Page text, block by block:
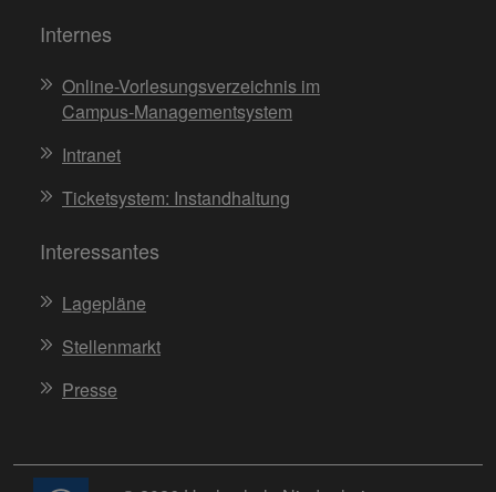
Internes
Online-Vorlesungsverzeichnis im
Campus-Managementsystem
Intranet
Ticketsystem: Instandhaltung
Interessantes
Lagepläne
Stellenmarkt
Presse